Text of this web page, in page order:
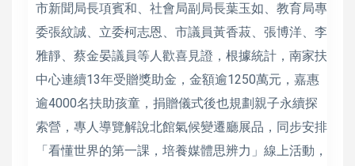
市新聞局長項賓和、社會局副局長葉玉如、教育局專
委張紋誠、立委柯志恩、市議員黃香菽、張博洋、李
雅靜、蔡金晏議員等人歡喜見證，根據統計，南家扶
中心連續13年受贈獎助金，金額逾1250萬元，嘉惠
逾4000名扶助孩童，捐贈儀式後也規劃親子永續探
索營，專人導覽解說北館氣候變遷廳展品，同步安排
「看懂世界的第一課，培養媒體思辨力」線上活動，